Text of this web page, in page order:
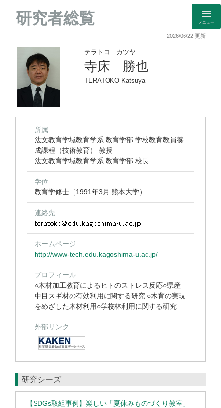
研究者総覧 メニュー
2026/06/22 更新
テラトコ カツヤ
寺床 勝也
TERATOKO Katsuya
所属
法文教育学域教育学系 教育学部 学校教育教員養
成課程（技術教育） 教授
法文教育学域教育学系 教育学部 校長
学位
教育学修士（1991年3月 熊本大学）
連絡先
ホームページ
http://www-tech.edu.kagoshima-u.ac.jp/
プロフィール
○木材加工教育によるヒトのストレス反応○県産
中目スギ材の有効利用に関する研究 ○木育の実現
をめざした木材利用○学校林利用に関する研究
外部リンク
研究シーズ
【SDGs取組事例】楽しい「夏休みものづくり教室」